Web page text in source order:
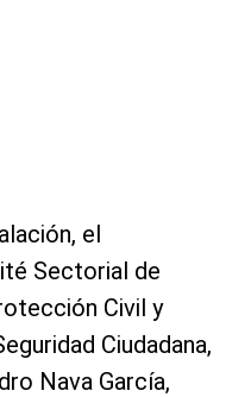
el
Sectorial de
Civil y
Ciudadana,
Nava García,